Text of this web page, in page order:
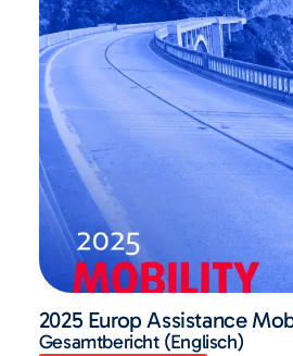
2025 Europ Assistance
Gesamtbericht (Englisch)